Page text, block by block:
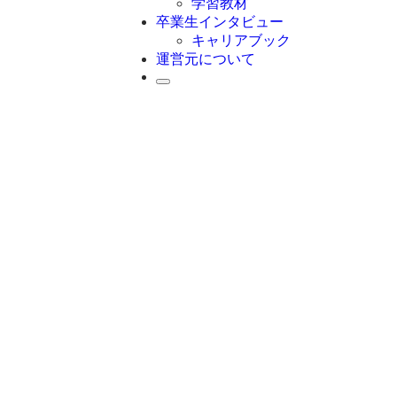
学習教材
卒業生インタビュー
キャリアブック
運営元について